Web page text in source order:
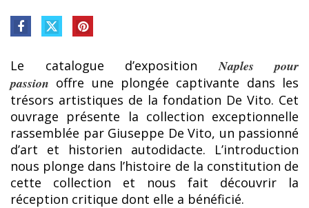
Le catalogue d’exposition Naples pour
passion offre une plongée captivante dans les
trésors artistiques de la fondation De Vito. Cet
ouvrage présente la collection exceptionnelle
rassemblée par Giuseppe De Vito, un passionné
d’art et historien autodidacte. L’introduction
nous plonge dans l’histoire de la constitution de
cette collection et nous fait découvrir la
réception critique dont elle a bénéficié.